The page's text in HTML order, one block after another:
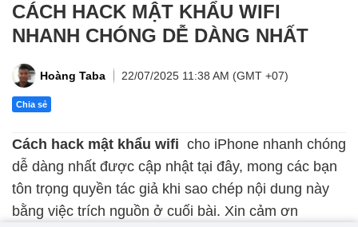
Dịch vụ sửa chữa
Thay loa Thay kính lưng Thay vỏ Thay chân sạc
Màn hình Xiaomi Màn hình Realme Màn hình Vivo
Màn hình Vsmart Màn hình Google Pixel
CÁCH HACK MẬT KHẨU WIFI
NHANH CHÓNG DỄ DÀNG NHẤT
Hoàng Taba 22/07/2025 11:38 AM (GMT +07)
Chia sẻ
Cách hack mật khẩu wifi cho iPhone nhanh chóng
dễ dàng nhất được cập nhật tại đây, mong các bạn
tôn trọng quyền tác giả khi sao chép nội dung này
bằng việc trích nguồn ở cuối bài. Xin cảm ơn